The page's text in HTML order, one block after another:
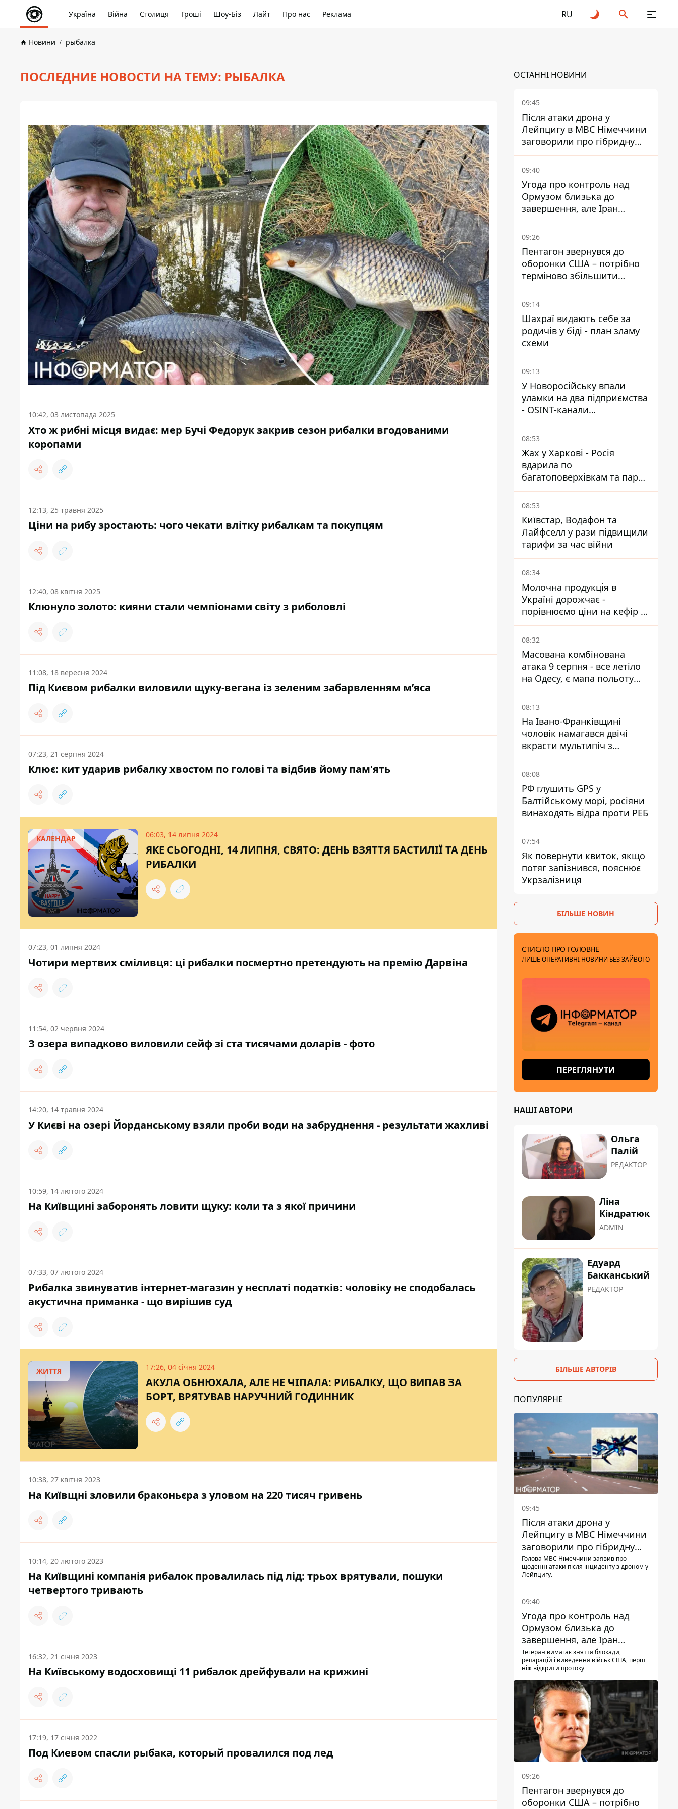
Україна Війна Столиця Гроші Шоу-Біз Лайт Про нас Реклама RU
Новини рыбалка
ПОСЛЕДНИЕ НОВОСТИ НА ТЕМУ: РЫБАЛКА
10:42, 03 листопада 2025
Хто ж рибні місця видає: мер Бучі Федорук закрив сезон рибалки вгодованими
коропами
12:13, 25 травня 2025
Ціни на рибу зростають: чого чекати влітку рибалкам та покупцям
12:40, 08 квітня 2025
Клюнуло золото: кияни стали чемпіонами світу з риболовлі
11:08, 18 вересня 2024
Під Києвом рибалки виловили щуку-вегана із зеленим забарвленням м’яса
07:23, 21 серпня 2024
Клює: кит ударив рибалку хвостом по голові та відбив йому пам'ять
КАЛЕНДАР 06:03, 14 липня 2024
ЯКЕ СЬОГОДНІ, 14 ЛИПНЯ, СВЯТО: ДЕНЬ ВЗЯТТЯ БАСТИЛІЇ ТА ДЕНЬ
РИБАЛКИ
07:23, 01 липня 2024
Чотири мертвих сміливця: ці рибалки посмертно претендують на премію Дарвіна
11:54, 02 червня 2024
З озера випадково виловили сейф зі ста тисячами доларів - фото
14:20, 14 травня 2024
У Києві на озері Йорданському взяли проби води на забруднення - результати жахливі
10:59, 14 лютого 2024
На Київщині заборонять ловити щуку: коли та з якої причини
07:33, 07 лютого 2024
Рибалка звинуватив інтернет-магазин у несплаті податків: чоловіку не сподобалась
акустична приманка - що вирішив суд
ЖИТТЯ 17:26, 04 січня 2024
АКУЛА ОБНЮХАЛА, АЛЕ НЕ ЧІПАЛА: РИБАЛКУ, ЩО ВИПАВ ЗА
БОРТ, ВРЯТУВАВ НАРУЧНИЙ ГОДИННИК
10:38, 27 квітня 2023
На Київщні зловили браконьєра з уловом на 220 тисяч гривень
10:14, 20 лютого 2023
На Київщині компанія рибалок провалилась під лід: трьох врятували, пошуки
четвертого тривають
16:32, 21 січня 2023
На Київському водосховищі 11 рибалок дрейфували на крижині
17:19, 17 січня 2022
Под Киевом спасли рыбака, который провалился под лед
ОСТАННІ НОВИНИ
09:45
Після атаки дрона у
Лейпцигу в МВС Німеччини
заговорили про гібридну
війну – ми щоденно є ціллю
09:40
Угода про контроль над
Ормузом близька до
завершення, але Іран
висунув нові вимоги – ЗМІ
розкрили подробиці
09:26
Пентагон звернувся до
оборонки США – потрібно
терміново збільшити
виробництво озброєнь
09:14
Шахраї видають себе за
родичів у біді - план зламу
схеми
09:13
У Новоросійську впали
уламки на два підприємства
- OSINT-канали
припускають удар по порту
08:53
Жах у Харкові - Росія
вдарила по
багатоповерхівкам та парку,
є загиблі та поранені
08:53
Київстар, Водафон та
Лайфселл у рази підвищили
тарифи за час війни
08:34
Молочна продукція в
Україні дорожчає -
порівнюємо ціни на кефір в
супермаркетах
08:32
Масована комбінована
атака 9 серпня - все летіло
на Одесу, є мапа польоту
ракет
08:13
На Івано-Франківщині
чоловік намагався двічі
вкрасти мультипіч з
Епіцентру - суд виніс вирок
08:08
РФ глушить GPS у
Балтійському морі, росіяни
винаходять відра проти РЕБ
07:54
Як повернути квиток, якщо
потяг запізнився, пояснює
Укрзалізниця
БІЛЬШЕ НОВИН
СТИСЛО ПРО ГОЛОВНЕ
ЛИШЕ ОПЕРАТИВНІ НОВИНИ БЕЗ ЗАЙВОГО
ПЕРЕГЛЯНУТИ
НАШІ АВТОРИ
Ольга
Палій
РЕДАКТОР
Ліна
Кіндратюк
ADMIN
Едуард
Бакканський
РЕДАКТОР
БІЛЬШЕ АВТОРІВ
ПОПУЛЯРНЕ
09:45
Після атаки дрона у
Лейпцигу в МВС Німеччини
заговорили про гібридну
війну – ми щоденно є ціллю
Голова МВС Німеччини заявив про
щоденні атаки після інциденту з дроном у
Лейпцигу.
09:40
Угода про контроль над
Ормузом близька до
завершення, але Іран
висунув нові вимоги – ЗМІ
розкрили подробиці
Тегеран вимагає зняття блокади,
репарацій і виведення військ США, перш
ніж відкрити протоку
09:26
Пентагон звернувся до
оборонки США – потрібно